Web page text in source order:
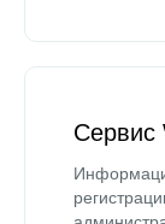
Сервис